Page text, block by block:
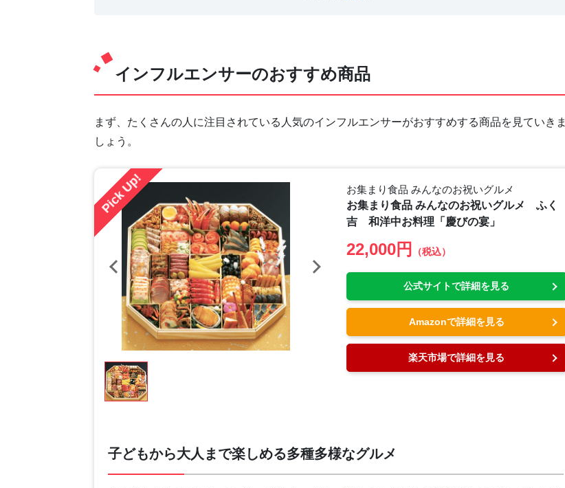
インフルエンサーのおすすめ商品
まず、たくさんの人に注目されている人気のインフルエンサーがおすすめする商品を見ていきま
しょう。
Pick Up!
お集まり食品 みんなのお祝いグルメ
お集まり食品 みんなのお祝いグルメ ふく
吉 和洋中お料理「慶びの宴」
22,000円 （税込）
公式サイトで詳細を見る
Amazonで詳細を見る
楽天市場で詳細を見る
子どもから大人まで楽しめる多種多様なグルメ